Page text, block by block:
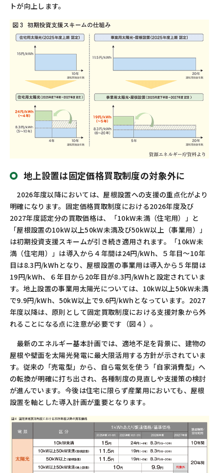
トが向上します。
地上設置は固定価格買取制度の対象外に
2026年度以降においては、屋根設置への支援の重点化がより
明確になります。固定価格買取制度における2026年度及び
2027年度認定分の買取価格は、「10kW未満（住宅用）」と
「屋根設置の10kW以上50kW未満及び50kW以上（事業用）」
は初期投資支援スキームが引き続き適用されます。「10kW未
満（住宅用）」は導入から４年間は24円/kWh、５年目～10年
目は8.3円/kWh となり、屋根設置の事業用は導入から５年間は
19円/kWh、６年目から 20年目が8.3円/kWhと設定されていま
す。地上設置の事業用太陽光については、 10kW以上50kW未満
で9.9円/kWh、 50kW以上で9.6円/kWh となっています。 2027
年度以降は、原則として固定買取制度における支援対象から外
れることになる点に注意が必要です（図４）。
最新のエネルギー基本計画では、適地不足を背景に、建物の
屋根や壁面を太陽光発電に最大限活用する方針が示されていま
す。従来の「売電型」から、自ら電気を使う「自家消費型」へ
の転換が明確に打ち出され、各種制度の見直しや支援策の検討
が進んでいます。今後は住宅に限らず産業用においても、屋根
設置を軸とした導入計画が重要となります。